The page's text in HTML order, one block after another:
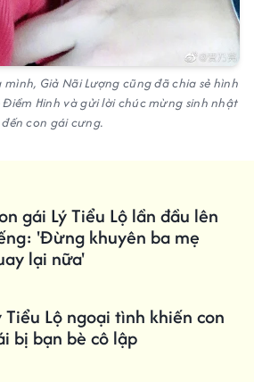
Giả Nãi Lượng cũng đã chia sẻ hình
Hinh và gửi lời chúc mừng sinh nhật
đến con gái cưng.
gái Lý Tiểu Lộ lần đầu lên
'Đừng khuyên ba mẹ
lại nữa'
Tiểu Lộ ngoại tình khiến con
bị bạn bè cô lập